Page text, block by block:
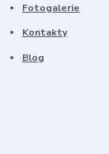
Fotogalerie
Kontakty
Blog